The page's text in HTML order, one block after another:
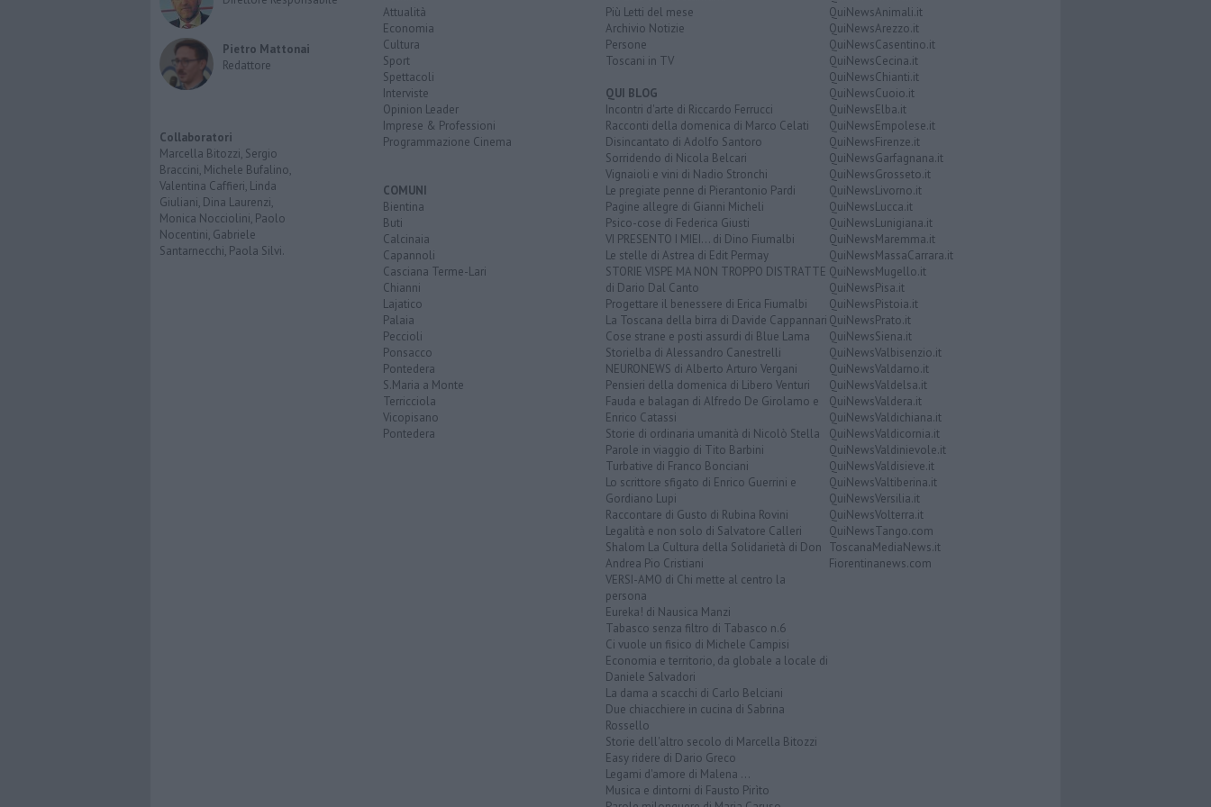
Pietro Mattonai
Redattore
Collaboratori
Marcella Bitozzi, Sergio
Braccini, Michele Bufalino,
Valentina Caffieri, Linda
Giuliani, Dina Laurenzi,
Monica Nocciolini, Paolo
Nocentini, Gabriele
Santarnecchi, Paola Silvi.
Attualità
Economia
Cultura
Sport
Spettacoli
Interviste
Opinion Leader
Imprese & Professioni
Programmazione Cinema
COMUNI
Bientina
Buti
Calcinaia
Capannoli
Casciana Terme-Lari
Chianni
Lajatico
Palaia
Peccioli
Ponsacco
Pontedera
S.Maria a Monte
Terricciola
Vicopisano
Pontedera
Più Letti del mese
Archivio Notizie
Persone
Toscani in TV
QUI BLOG
Incontri d'arte di Riccardo Ferrucci
Racconti della domenica di Marco Celati
Disincantato di Adolfo Santoro
Sorridendo di Nicola Belcari
Vignaioli e vini di Nadio Stronchi
Le pregiate penne di Pierantonio Pardi
Pagine allegre di Gianni Micheli
Psico-cose di Federica Giusti
VI PRESENTO I MIEI... di Dino Fiumalbi
Le stelle di Astrea di Edit Permay
STORIE VISPE MA NON TROPPO DISTRATTE
di Dario Dal Canto
Progettare il benessere di Erica Fiumalbi
La Toscana della birra di Davide Cappannari
Cose strane e posti assurdi di Blue Lama
Storielba di Alessandro Canestrelli
NEURONEWS di Alberto Arturo Vergani
Pensieri della domenica di Libero Venturi
Fauda e balagan di Alfredo De Girolamo e
Enrico Catassi
Storie di ordinaria umanità di Nicolò Stella
Parole in viaggio di Tito Barbini
Turbative di Franco Bonciani
Lo scrittore sfigato di Enrico Guerrini e
Gordiano Lupi
Raccontare di Gusto di Rubina Rovini
Legalità e non solo di Salvatore Calleri
Shalom La Cultura della Solidarietà di Don
Andrea Pio Cristiani
VERSI-AMO di Chi mette al centro la
persona
Eureka! di Nausica Manzi
Tabasco senza filtro di Tabasco n.6
Ci vuole un fisico di Michele Campisi
Economia e territorio, da globale a locale di
Daniele Salvadori
La dama a scacchi di Carlo Belciani
Due chiacchiere in cucina di Sabrina
Rossello
Storie dell'altro secolo di Marcella Bitozzi
Easy ridere di Dario Greco
Legami d'amore di Malena ...
Musica e dintorni di Fausto Pirìto
QuiNewsAnimali.it
QuiNewsArezzo.it
QuiNewsCasentino.it
QuiNewsCecina.it
QuiNewsChianti.it
QuiNewsCuoio.it
QuiNewsElba.it
QuiNewsEmpolese.it
QuiNewsFirenze.it
QuiNewsGarfagnana.it
QuiNewsGrosseto.it
QuiNewsLivorno.it
QuiNewsLucca.it
QuiNewsLunigiana.it
QuiNewsMaremma.it
QuiNewsMassaCarrara.it
QuiNewsMugello.it
QuiNewsPisa.it
QuiNewsPistoia.it
QuiNewsPrato.it
QuiNewsSiena.it
QuiNewsValbisenzio.it
QuiNewsValdarno.it
QuiNewsValdelsa.it
QuiNewsValdera.it
QuiNewsValdichiana.it
QuiNewsValdicornia.it
QuiNewsValdinievole.it
QuiNewsValdisieve.it
QuiNewsValtiberina.it
QuiNewsVersilia.it
QuiNewsVolterra.it
QuiNewsTango.com
ToscanaMediaNews.it
Fiorentinanews.com